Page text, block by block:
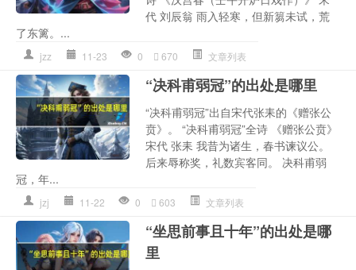
代 刘辰翁 雨入轻寒，但新篘未试，荒
了东篱。...
jzz 11-23 0 670 文章列表
“决科甫弱冠”的出处是哪里
“决科甫弱冠”出自宋代张耒的《赠张公
贲》。 “决科甫弱冠”全诗 《赠张公贲》
宋代 张耒 我昔为诸生，春书谏议公。
后来辱称奖，礼数宾客同。 决科甫弱
冠，年...
jzj 11-22 0 603 文章列表
“坐思前事且十年”的出处是哪
里